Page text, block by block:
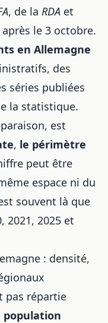
, de la RDA et
le 3 octobre.
en Allemagne
des
séries publiées
la statistique.
est
, le périmètre
peut être
espace ni du
souvent là que
2021, 2025 et
: densité,
pas répartie
population